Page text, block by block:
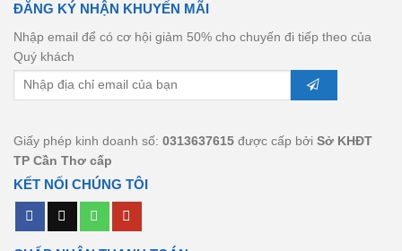
ĐĂNG KÝ NHẬN KHUYẾN MÃI
Nhập email để có cơ hội giảm 50% cho chuyến đi tiếp theo của
Quý khách
Giấy phép kinh doanh số: 0313637615 được cấp bởi Sở KHĐT
TP Cần Thơ cấp
KẾT NỐI CHÚNG TÔI